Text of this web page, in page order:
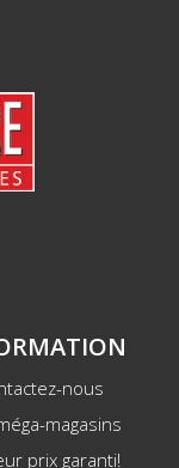
nous
magasins
prix garanti!